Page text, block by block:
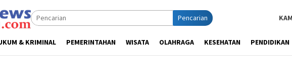
Pencarian
& KRIMINAL PEMERINTAHAN WISATA OLAHRAGA KESEHATAN PENDIDIKAN